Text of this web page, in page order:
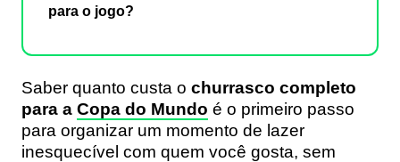
para o jogo?
Saber quanto custa o churrasco completo
para a Copa do Mundo é o primeiro passo
para organizar um momento de lazer
inesquecível com quem você gosta, sem